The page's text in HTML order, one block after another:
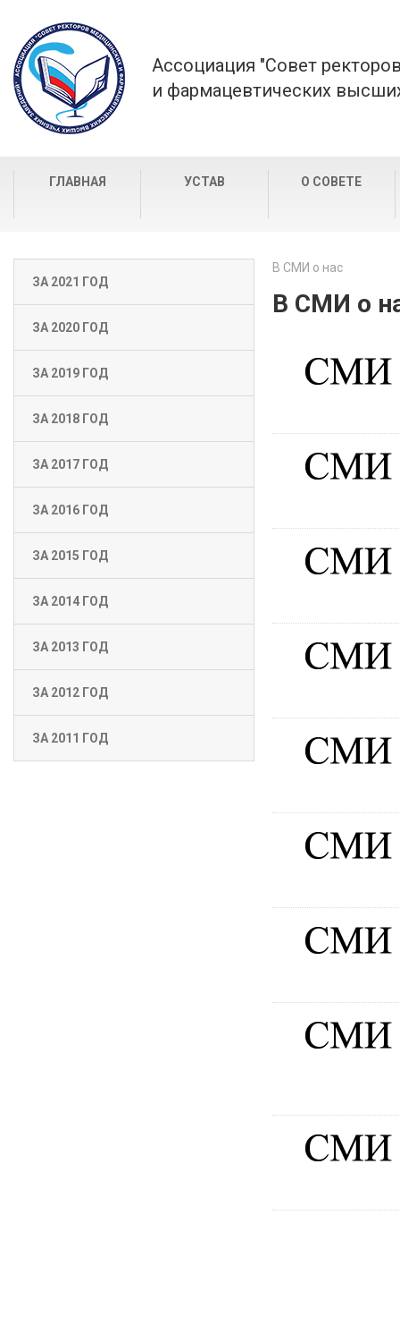
Ассоциация "Совет
и фармацевтических
ГЛАВНАЯ УСТАВ О СОВЕТЕ
ЗА 2021 ГОД
ЗА 2020 ГОД
ЗА 2019 ГОД
ЗА 2018 ГОД
ЗА 2017 ГОД
ЗА 2016 ГОД
ЗА 2015 ГОД
ЗА 2014 ГОД
ЗА 2013 ГОД
ЗА 2012 ГОД
ЗА 2011 ГОД
В СМИ о нас
В СМИ о